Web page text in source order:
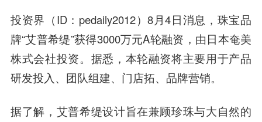
投资界（ID：pedaily2012）8月4日消息，珠宝品
牌“艾普希缇”获得3000万元A轮融资，由日本奄美
株式会社投资。据悉，本轮融资将主要用于产品
研发投入、团队组建、门店拓、品牌营销。
据了解，艾普希缇设计旨在兼顾珍珠与大自然的